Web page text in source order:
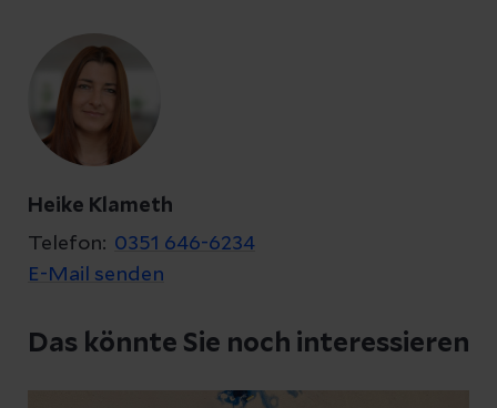
Heike Klameth
Telefon: 0351 646-6234
E-Mail senden
Das könnte Sie noch interessieren